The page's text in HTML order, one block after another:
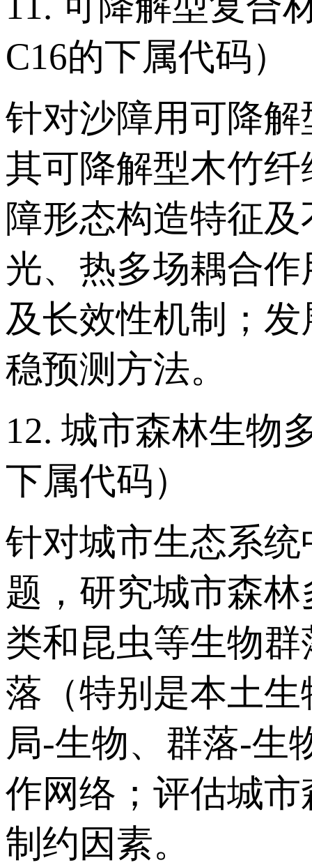
C16的下属代码）
针对沙障用可降
其可降解型木竹
障形态构造特征
光、热多场耦合
及长效性机制；
稳预测方法。
12. 城市森林生物
下属代码）
针对城市生态系
题，研究城市森
类和昆虫等生物
落（特别是本土
局-生物、群落-生
作网络；评估城
制约因素。